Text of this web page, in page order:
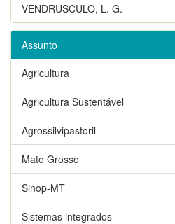
VENDRUSCULO, L. G.
Assunto
Agricultura
Agricultura Sustentável
Agrossilvipastoril
Mato Grosso
Sinop-MT
Sistemas integrados